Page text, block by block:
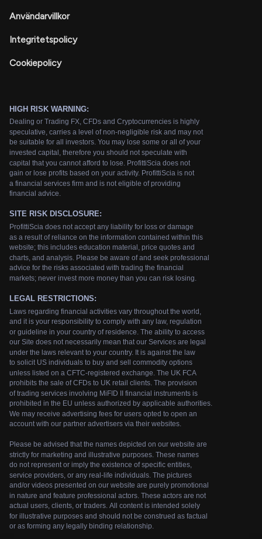
Användarvillkor
Integritetspolicy
Cookiepolicy